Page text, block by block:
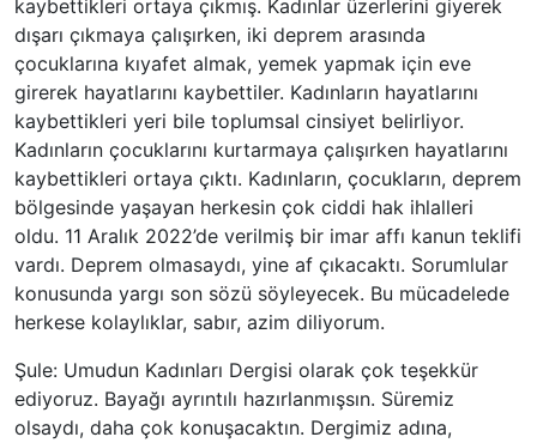
kaybettikleri ortaya çıkmış. Kadınlar üzerlerini giyerek
dışarı çıkmaya çalışırken, iki deprem arasında
çocuklarına kıyafet almak, yemek yapmak için eve
girerek hayatlarını kaybettiler. Kadınların hayatlarını
kaybettikleri yeri bile toplumsal cinsiyet belirliyor.
Kadınların çocuklarını kurtarmaya çalışırken hayatlarını
kaybettikleri ortaya çıktı. Kadınların, çocukların, deprem
bölgesinde yaşayan herkesin çok ciddi hak ihlalleri
oldu. 11 Aralık 2022’de verilmiş bir imar affı kanun teklifi
vardı. Deprem olmasaydı, yine af çıkacaktı. Sorumlular
konusunda yargı son sözü söyleyecek. Bu mücadelede
herkese kolaylıklar, sabır, azim diliyorum.
Şule: Umudun Kadınları Dergisi olarak çok teşekkür
ediyoruz. Bayağı ayrıntılı hazırlanmışsın. Süremiz
olsaydı, daha çok konuşacaktın. Dergimiz adına,